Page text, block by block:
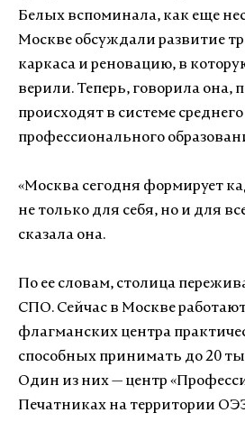
Белых вспоминала, как еще
Москве обсуждали развитие
каркаса и реновацию, в
верили. Теперь, говорила она,
происходят в системе среднего
профессионального
«Москва сегодня формирует
не только для себя, но и для
сказала она.
По ее словам, столица
СПО. Сейчас в Москве
флагманских центра
способных принимать до 20
Один из них — центр
Печатниках на территории